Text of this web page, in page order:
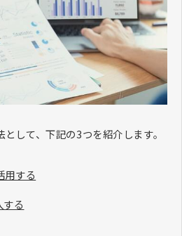
して、下記の3つを紹介します。
用する
る